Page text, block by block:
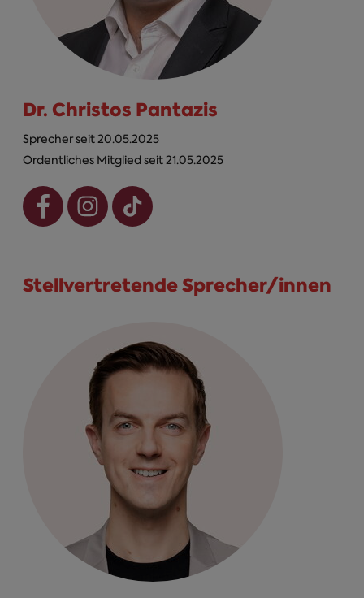
Dr. Christos Pantazis
Sprecher seit 20.05.2025
Ordentliches Mitglied seit 21.05.2025
Stellvertretende Sprecher/innen